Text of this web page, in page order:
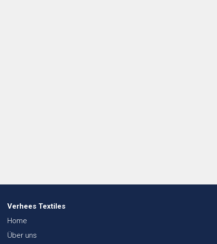
Verhees Textiles
Home
Über uns